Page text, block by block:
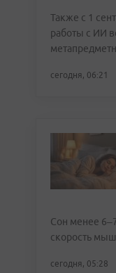
Также с 1
работы с ИИ
сегодня, 06:21
Сон менее
скорость
сегодня, 05:28